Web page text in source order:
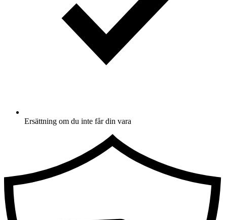
Ersättning om du inte får din vara